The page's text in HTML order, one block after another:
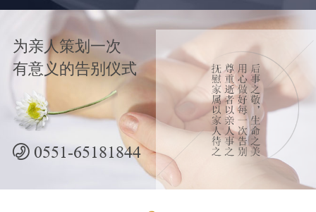
为亲人策划一次
有意义的告别仪式
0551-65181844